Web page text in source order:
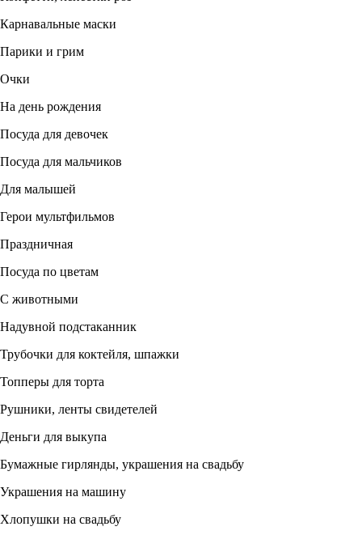
Карнавальные маски
Парики и грим
Очки
На день рождения
Посуда для девочек
Посуда для мальчиков
Для малышей
Герои мультфильмов
Праздничная
Посуда по цветам
С животными
Надувной подстаканник
Трубочки для коктейля, шпажки
Топперы для торта
Рушники, ленты свидетелей
Деньги для выкупа
Бумажные гирлянды, украшения на свадьбу
Украшения на машину
Хлопушки на свадьбу